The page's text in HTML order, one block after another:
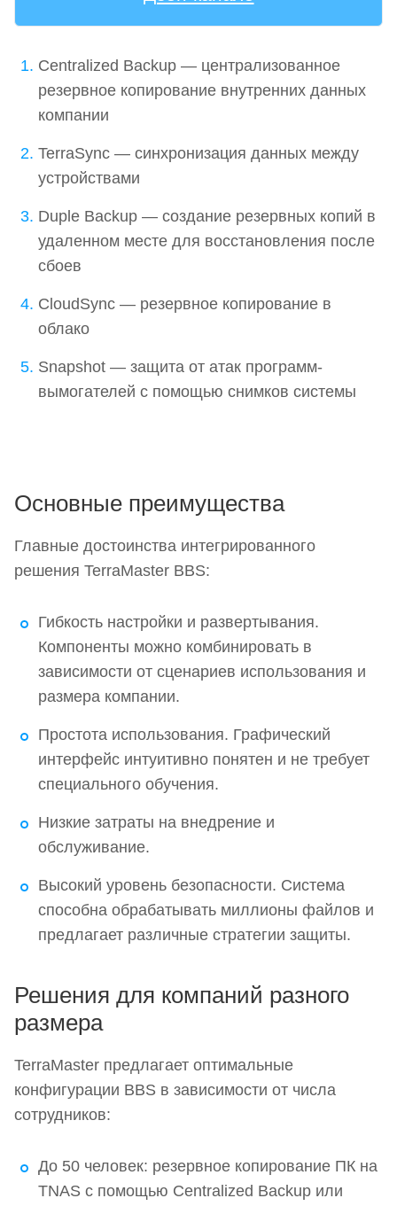
Centralized Backup — централизованное
резервное копирование внутренних данных
компании
TerraSync — синхронизация данных между
устройствами
Duple Backup — создание резервных копий в
удаленном месте для восстановления после
сбоев
CloudSync — резервное копирование в
облако
Snapshot — защита от атак программ-
вымогателей с помощью снимков системы
Основные преимущества
Главные достоинства интегрированного
решения TerraMaster BBS:
Гибкость настройки и развертывания.
Компоненты можно комбинировать в
зависимости от сценариев использования и
размера компании.
Простота использования. Графический
интерфейс интуитивно понятен и не требует
специального обучения.
Низкие затраты на внедрение и
обслуживание.
Высокий уровень безопасности. Система
способна обрабатывать миллионы файлов и
предлагает различные стратегии защиты.
Решения для компаний разного
размера
TerraMaster предлагает оптимальные
конфигурации BBS в зависимости от числа
сотрудников:
До 50 человек: резервное копирование ПК на
TNAS с помощью Centralized Backup или